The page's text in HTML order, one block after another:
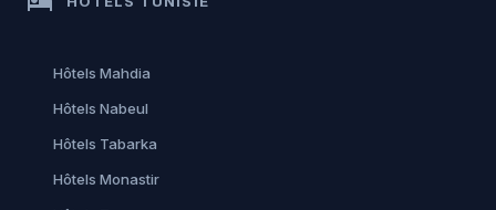
Hôtels Mahdia
Hôtels Nabeul
Hôtels Tabarka
Hôtels Monastir